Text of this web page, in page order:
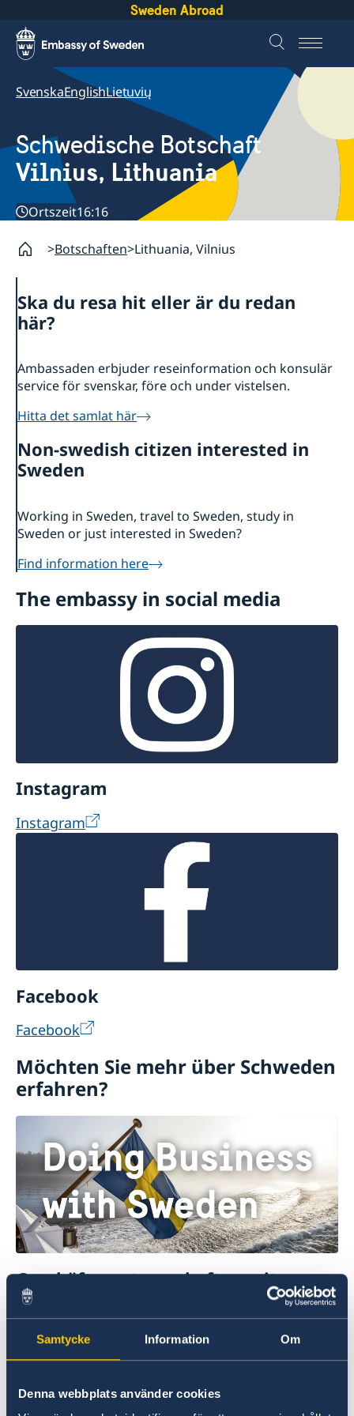
Samtycke Information Om
Denna webbplats använder cookies
Sweden Abroad
SvenskaEnglishLietuvių
Schwedische Botschaft
Vilnius, Lithuania
Ortszeit16:16
Botschaften Lithuania, Vilnius
Ska du resa hit eller är du redan
här?
Ambassaden erbjuder reseinformation och konsulär
service för svenskar, före och under vistelsen.
Hitta det samlat här
Non-swedish citizen interested in
Sweden
Working in Sweden, travel to Sweden, study in
Sweden or just interested in Sweden?
Find information here
The embassy in social media
Instagram
Instagram
Facebook
Facebook
Möchten Sie mehr über Schweden
erfahren?
Geschäftspartnerschaften mit
Schweden
Hier finden Sie umfassende Informationen zu
Geschäftspartnerschaften mit Schweden.
Zum Weiterlesen